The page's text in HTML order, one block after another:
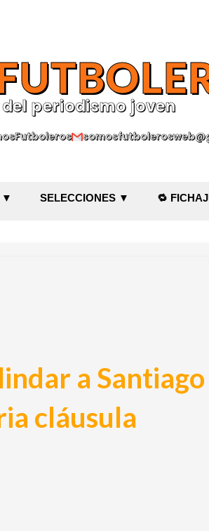
periodismo joven
▼ SELECCIONES ▼ 🔁
a Santiago
cláusula